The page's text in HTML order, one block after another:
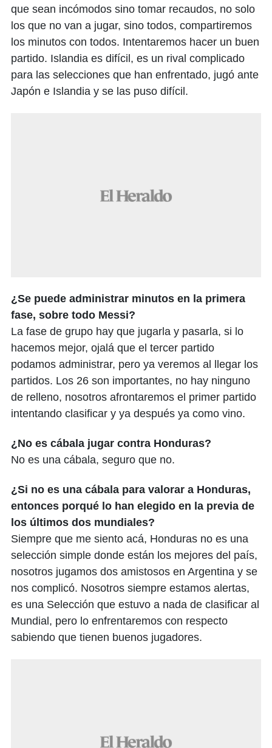
que sean incómodos sino tomar recaudos, no solo
los que no van a jugar, sino todos, compartiremos
los minutos con todos. Intentaremos hacer un buen
partido. Islandia es difícil, es un rival complicado
para las selecciones que han enfrentado, jugó ante
Japón e Islandia y se las puso difícil.
¿Se puede administrar minutos en la primera
fase, sobre todo Messi?
La fase de grupo hay que jugarla y pasarla, si lo
hacemos mejor, ojalá que el tercer partido
podamos administrar, pero ya veremos al llegar los
partidos. Los 26 son importantes, no hay ninguno
de relleno, nosotros afrontaremos el primer partido
intentando clasificar y ya después ya como vino.
¿No es cábala jugar contra Honduras?
No es una cábala, seguro que no.
¿Si no es una cábala para valorar a Honduras,
entonces porqué lo han elegido en la previa de
los últimos dos mundiales?
Siempre que me siento acá, Honduras no es una
selección simple donde están los mejores del país,
nosotros jugamos dos amistosos en Argentina y se
nos complicó. Nosotros siempre estamos alertas,
es una Selección que estuvo a nada de clasificar al
Mundial, pero lo enfrentaremos con respecto
sabiendo que tienen buenos jugadores.